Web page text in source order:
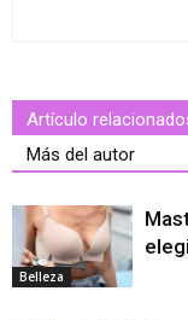
Artículo
Más del autor
Belleza